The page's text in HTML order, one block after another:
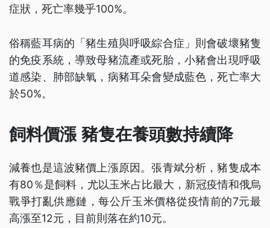
症狀，死亡率幾乎100%。
俗稱藍耳病的「豬生殖與呼吸綜合症」則會破壞豬隻
的免疫系統，導致母豬流產或死胎，小豬會出現呼吸
道感染、肺部缺氧，病豬耳朵會變成藍色，死亡率大
於50%。
飼料價漲 豬隻在養頭數持續降
減養也是這波豬價上漲原因。張青斌分析，豬隻成本
有80％是飼料，尤以玉米占比最大，新冠疫情和俄烏
戰爭打亂供應鏈，每公斤玉米價格從疫情前的7元最
高漲至12元，目前則落在約10元。